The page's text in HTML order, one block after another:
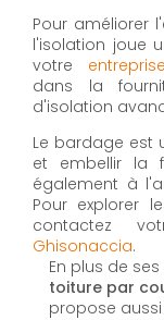
Pour améliorer
l'isolation joue
votre
dans la
d'isolation
Le bardage est
et embellir la
également à
Pour explorer
contactez
Ghisonaccia.
En plus de
toiture par
propose aussi